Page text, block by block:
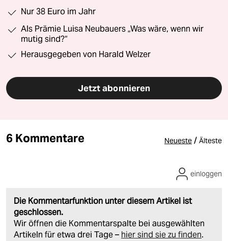
Nur 38 Euro im Jahr
Als Prämie Luisa Neubauers „Was wäre, wenn wir
mutig sind?“
Herausgegeben von Harald Welzer
Jetzt abonnieren
6 Kommentare Neueste / Älteste
Die Kommentarfunktion unter diesem Artikel ist
geschlossen.
Wir öffnen die Kommentarspalte bei ausgewählten
Artikeln für etwa drei Tage – hier sind sie zu finden.
einloggen